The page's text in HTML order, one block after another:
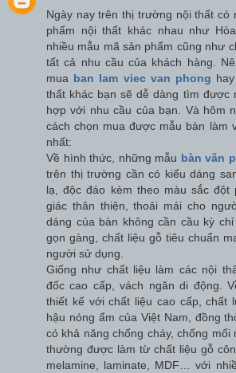
Ngày nay trên thị trường nội thất có
phẩm nội thất khác nhau như
nhiều mẫu mã sản phẩm cũng như
tất cả nhu cầu của khách hàng.
mua ban lam viec van phong
thất khác bạn sẽ dễ dàng tìm được
hợp với nhu cầu của bạn. Và hôm
cách chọn mua được mẫu bàn làm
nhất:
Về hình thức, những mẫu bàn văn
trên thị trường cần có kiểu dáng
lạ, độc đáo kèm theo màu sắc đột
giác thân thiện, thoải mái cho
dáng của bàn không cần cầu kỳ
gọn gàng, chất liệu gỗ tiêu chuẩn
người sử dụng.
Giống như chất liệu làm các nội
đốc cao cấp, vách ngăn di động.
thiết kế với chất liệu cao cấp, chất
hậu nóng ẩm của Việt Nam, đồng
có khả năng chống cháy, chống mối
thường được làm từ chất liệu gỗ
melamine, laminate, MDF… với